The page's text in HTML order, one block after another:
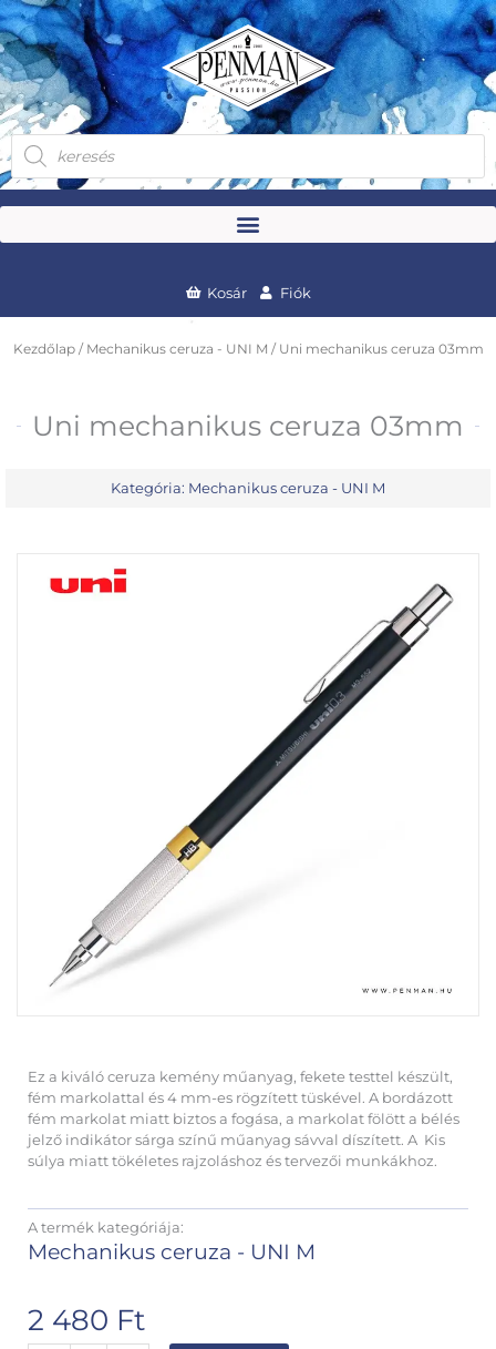
Skip
to
content
Products
search
Kosár Fiók
Kezdőlap/ Mechanikus ceruza - UNI M / Uni mechanikus ceruza 03mm
Uni mechanikus ceruza 03mm
Kategória: Mechanikus ceruza - UNI M
Ez a kiváló ceruza kemény műanyag, fekete testtel készült,
fém markolattal és 4 mm-es rögzített tüskével. A bordázott
fém markolat miatt biztos a fogása, a markolat fölött a bélés
jelző indikátor sárga színű műanyag sávval díszített. A Kis
súlya miatt tökéletes rajzoláshoz és tervezői munkákhoz.
A termék kategóriája:
Mechanikus ceruza - UNI M
2 480 Ft